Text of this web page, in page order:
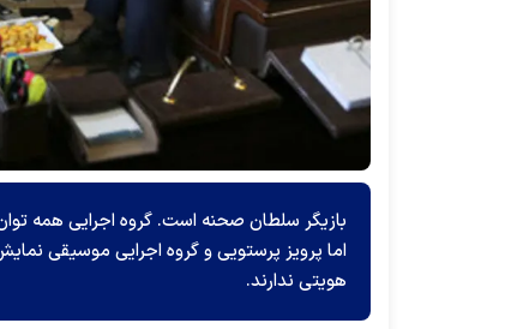
بازیگر سلطان صحنه است. گروه اجرایی همه
اما پرویز پرستویی و گروه اجرایی موسیقی
هویتی ندارند.